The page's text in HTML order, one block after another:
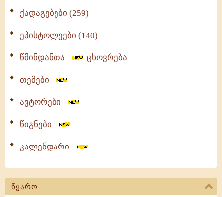
ქადაგებები (259)
ეპისტოლეები (140)
წმინდანთა ცხოვრება
თემები
ავტორები
წიგნები
კალენდარი
წყარო